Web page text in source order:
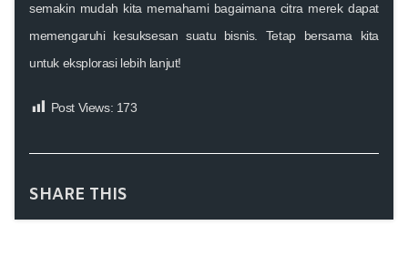
semakin mudah kita memahami bagaimana citra merek dapat
memengaruhi kesuksesan suatu bisnis. Tetap bersama kita
untuk eksplorasi lebih lanjut!
Post Views: 173
SHARE THIS